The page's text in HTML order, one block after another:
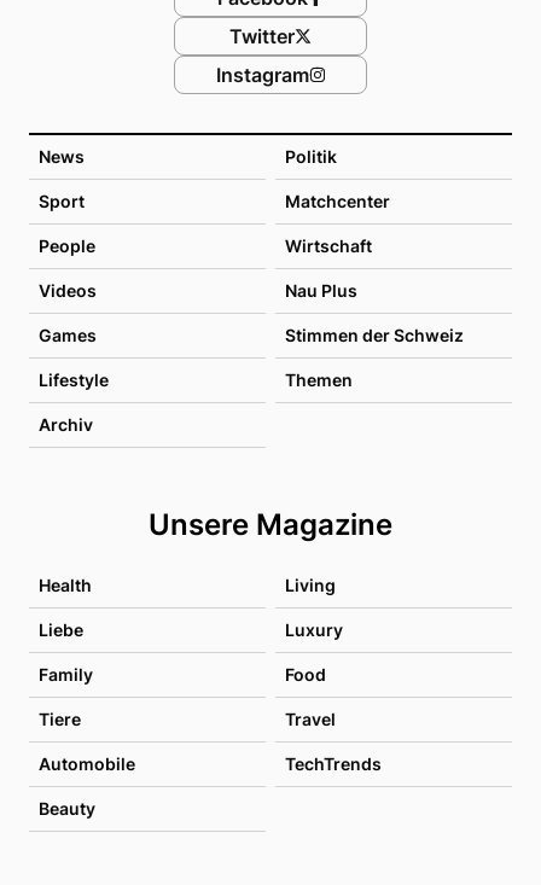
News Politik
Sport Matchcenter
People Wirtschaft
Videos Nau Plus
Games Stimmen der Schweiz
Lifestyle Themen
Archiv
Unsere Magazine
Health Living
Liebe Luxury
Family Food
Tiere Travel
Automobile TechTrends
Beauty
Twitter
Instagram